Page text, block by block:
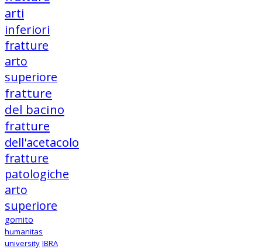
arti
inferiori
fratture
arto
superiore
fratture
del bacino
fratture
dell'acetacolo
fratture
patologiche
arto
superiore
gomito
humanitas
university IBRA